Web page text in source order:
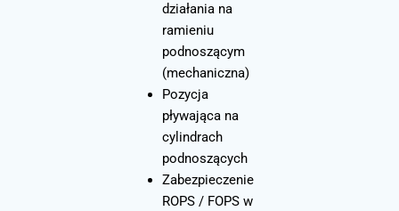
działania na
ramieniu
podnoszącym
(mechaniczna)
Pozycja
pływająca na
cylindrach
podnoszących
Zabezpieczenie
ROPS / FOPS w